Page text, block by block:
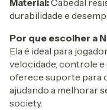
Material:Cabedal
durabilidade e
Por que escolher a
Ela é ideal para
velocidade, controle
oferece suporte para
ajudando a melhorar
society.